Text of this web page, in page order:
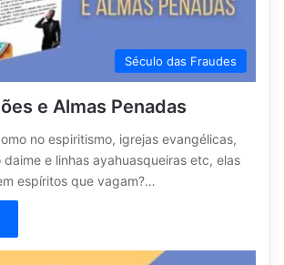
Século das Fraudes
e Almas Penadas
no espiritismo, igrejas evangélicas,
e linhas ayahuasqueiras etc, elas
espíritos que vagam?…